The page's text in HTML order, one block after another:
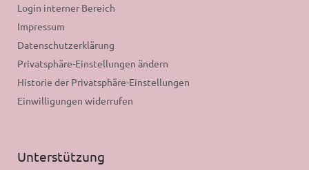
Login interner Bereich
Impressum
Datenschutzerklärung
Privatsphäre-Einstellungen ändern
Historie der Privatsphäre-Einstellungen
Einwilligungen widerrufen
Unterstützung